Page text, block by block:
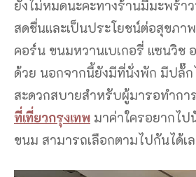
ยังไม่หมดนะคะทางร้านมีมะพร้า
สดชื่นและเป็นประโยชน์ต่อสุขภา
คอร์น ขนมหวานเบเกอรี่ แซนวิช
ด้วย นอกจากนี้ยังมีที่นั่งพัก มีปลั๊ก
สะดวกสบายสำหรับผู้มารอทำกา
ที่เที่ยวกรุงเทพ มาค่าใครอยากไ
ขนม สามารถเลือกตามไปกันได้เ